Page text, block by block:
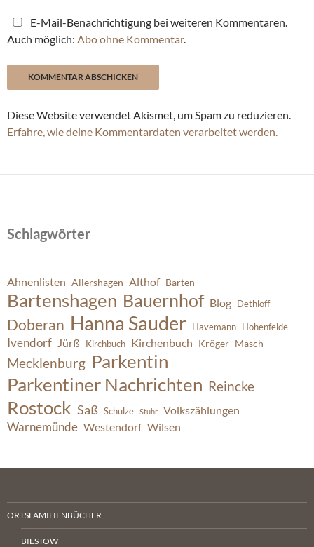
E-Mail-Benachrichtigung bei weiteren Kommentaren.
Auch möglich: Abo ohne Kommentar.
Diese Website verwendet Akismet, um Spam zu reduzieren.
Erfahre, wie deine Kommentardaten verarbeitet werden.
Schlagwörter
Ahnenlisten Allershagen Althof Barten
Bartenshagen Bauernhof Blog Dethloff
Doberan Hanna Sauder Havemann Hohenfelde
Ivendorf Jürß Kirchbuch Kirchenbuch Kröger Masch
Mecklenburg Parkentin
Parkentiner Nachrichten Reincke
Rostock Saß Schulze Stuhr Volkszählungen
Warnemünde Westendorf Wilsen
ORTSFAMILIENBÜCHER
BIESTOW